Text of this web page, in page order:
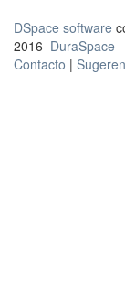
DSpace software
2016 DuraSpace
Contacto |